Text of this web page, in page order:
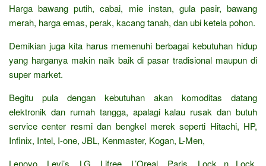
Harga bawang putih, cabai, mie instan, gula pasir, bawang
merah, harga emas, perak, kacang tanah, dan ubi ketela pohon.
Demikian juga kita harus memenuhi berbagai kebutuhan hidup
yang harganya makin naik baik di pasar tradisional maupun di
super market.
Begitu pula dengan kebutuhan akan komoditas datang
elektronik dan rumah tangga, apalagi kalau rusak dan butuh
service center resmi dan bengkel merek seperti Hitachi, HP,
Infinix, Intel, I-one, JBL, Kenmaster, Kogan, L-Men,
Lenovo, Levi’s, LG, Lifree, L’Oreal, Paris, Lock n Lock,